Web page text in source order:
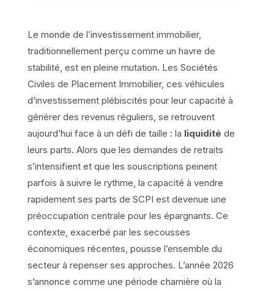
Le monde de l’investissement immobilier,
traditionnellement perçu comme un havre de
stabilité, est en pleine mutation. Les Sociétés
Civiles de Placement Immobilier, ces véhicules
d’investissement plébiscités pour leur capacité à
générer des revenus réguliers, se retrouvent
aujourd’hui face à un défi de taille : la liquidité de
leurs parts. Alors que les demandes de retraits
s’intensifient et que les souscriptions peinent
parfois à suivre le rythme, la capacité à vendre
rapidement ses parts de SCPI est devenue une
préoccupation centrale pour les épargnants. Ce
contexte, exacerbé par les secousses
économiques récentes, pousse l’ensemble du
secteur à repenser ses approches. L’année 2026
s’annonce comme une période charnière où la